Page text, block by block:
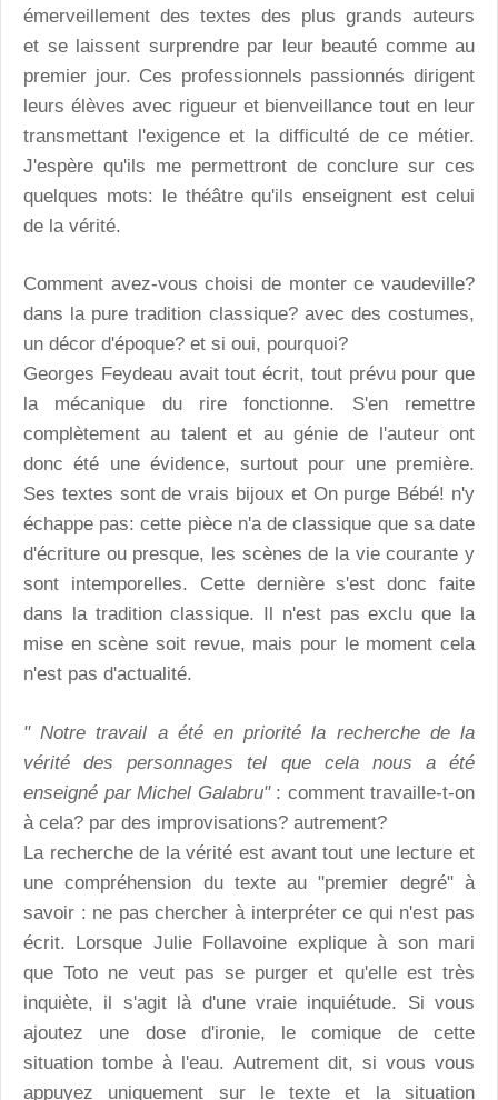
émerveillement des textes des plus grands auteurs
et se laissent surprendre par leur beauté comme au
premier jour. Ces professionnels passionnés dirigent
leurs élèves avec rigueur et bienveillance tout en leur
transmettant l'exigence et la difficulté de ce métier.
J'espère qu'ils me permettront de conclure sur ces
quelques mots: le théâtre qu'ils enseignent est celui
de la vérité.
Comment avez-vous choisi de monter ce vaudeville?
dans la pure tradition classique? avec des costumes,
un décor d'époque? et si oui, pourquoi?
Georges Feydeau avait tout écrit, tout prévu pour que
la mécanique du rire fonctionne. S'en remettre
complètement au talent et au génie de l'auteur ont
donc été une évidence, surtout pour une première.
Ses textes sont de vrais bijoux et On purge Bébé! n'y
échappe pas: cette pièce n'a de classique que sa date
d'écriture ou presque, les scènes de la vie courante y
sont intemporelles. Cette dernière s'est donc faite
dans la tradition classique. Il n'est pas exclu que la
mise en scène soit revue, mais pour le moment cela
n'est pas d'actualité.
" Notre travail a été en priorité la recherche de la
vérité des personnages tel que cela nous a été
enseigné par Michel Galabru": comment travaille-t-on
à cela? par des improvisations? autrement?
La recherche de la vérité est avant tout une lecture et
une compréhension du texte au "premier degré" à
savoir : ne pas chercher à interpréter ce qui n'est pas
écrit. Lorsque Julie Follavoine explique à son mari
que Toto ne veut pas se purger et qu'elle est très
inquiète, il s'agit là d'une vraie inquiétude. Si vous
ajoutez une dose d'ironie, le comique de cette
situation tombe à l'eau. Autrement dit, si vous vous
appuyez uniquement sur le texte et la situation